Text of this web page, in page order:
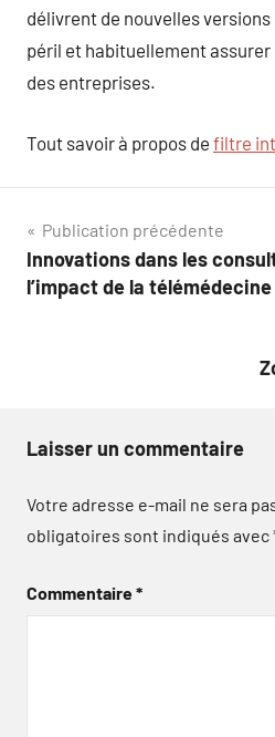
délivrent de nouvelles
péril et habituellement
des entreprises.
Tout savoir à propos de filtre
Navigation
de
Publication précédente
Innovations dans les
l’impact de la télémédecine
Laisser un commentaire
Votre adresse e-mail ne sera
obligatoires sont indiqués avec
Commentaire*